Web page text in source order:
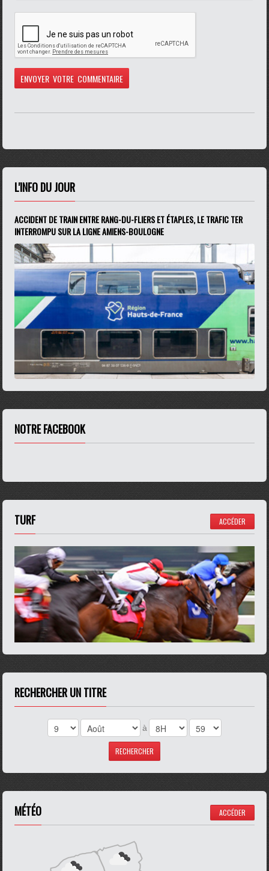
L'INFO DU JOUR
ACCIDENT DE TRAIN ENTRE RANG-DU-FLIERS ET ÉTAPLES, LE TRAFIC TER
INTERROMPU SUR LA LIGNE AMIENS-BOULOGNE
NOTRE FACEBOOK
TURF ACCÉDER
RECHERCHER UN TITRE
à
MÉTÉO ACCÉDER